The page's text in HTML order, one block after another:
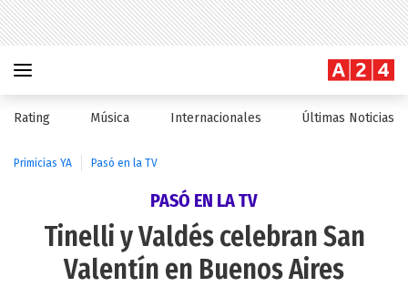
Rating Música Internacionales Últimas Noticias
Primicias YA Pasó en la TV
PASÓ EN LA TV
Tinelli y Valdés celebran San
Valentín en Buenos Aires